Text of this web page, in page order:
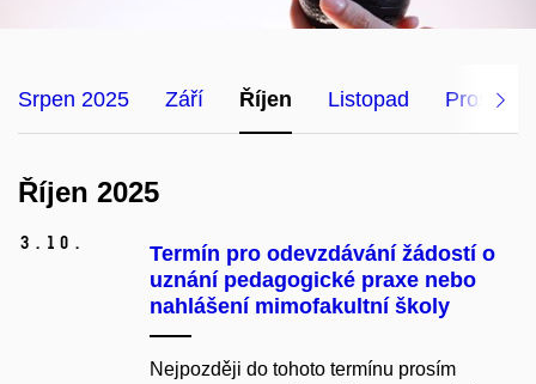
Srpen 2025 Září Říjen Listopad Prosinec
Říjen 2025
3. 10.
Termín pro odevzdávání žádostí o
uznání pedagogické praxe nebo
nahlášení mimofakultní školy
Nejpozději do tohoto termínu prosím